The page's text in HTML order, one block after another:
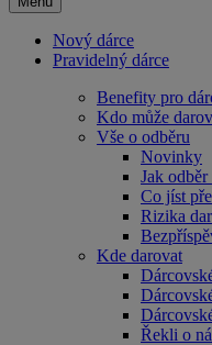
Nový dárce
Pravidelný dárce
Benefity pro
Kdo může
Vše o odběru
Novinky
Jak
Co jíst
Rizika
Kde darovat
Řekli o